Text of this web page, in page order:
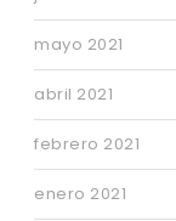
mayo 2021
abril 2021
febrero 2021
enero 2021